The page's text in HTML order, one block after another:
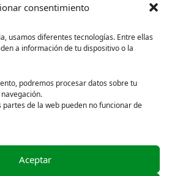
consentimiento
usamos diferentes tecnologías. Entre ellas
a información de tu dispositivo o la
podremos procesar datos sobre tu
partes de la web pueden no funcionar de
Aceptar
Política de privacidad